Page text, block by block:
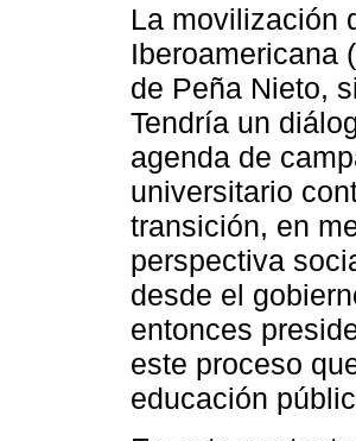
La movilización
Iberoamericana
de Peña Nieto,
Tendría un
agenda de
universitario
transición, en
perspectiva
desde el
entonces
este proceso
educación